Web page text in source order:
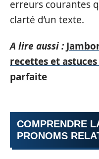
erreurs courantes
clarté d’un texte.
A lire aussi :
recettes et
parfaite
COMPRENDRE
PRONOMS